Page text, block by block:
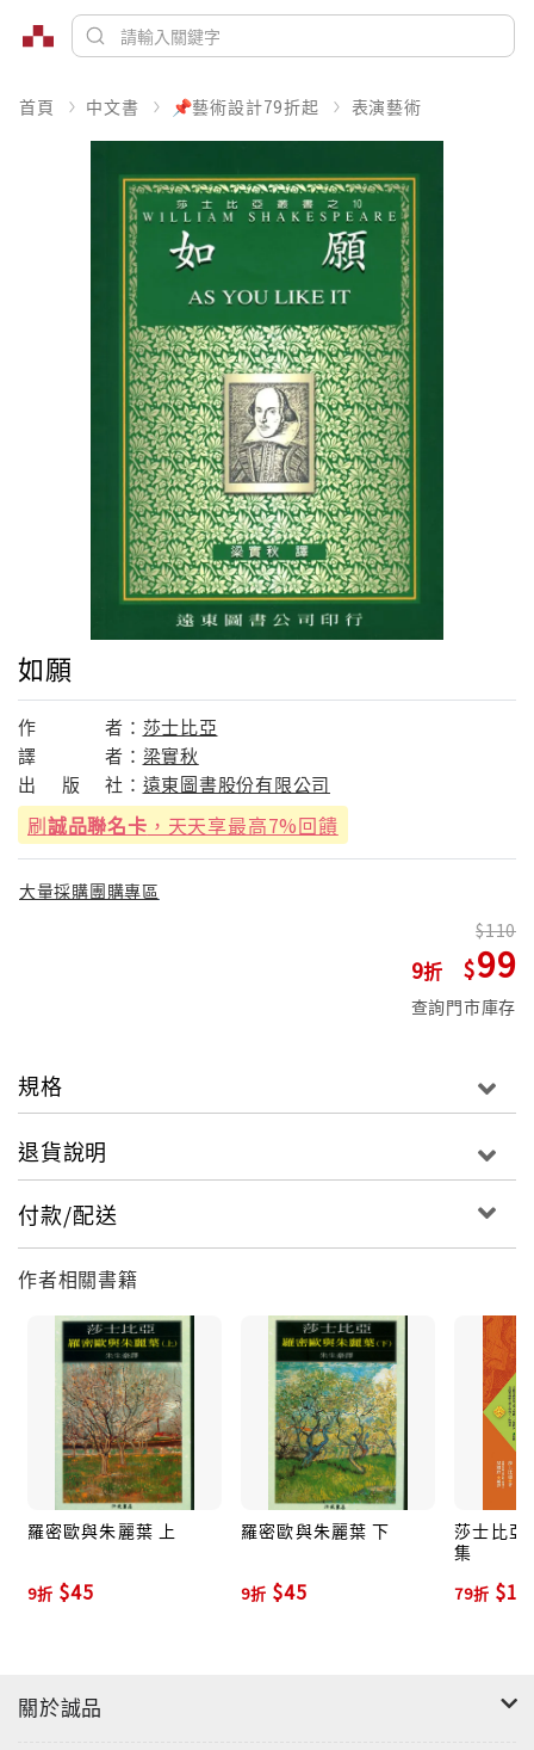
首頁 中文書 📌藝術設計79折起 表演藝術
如願
作 者： 莎士比亞
譯
者： 梁實秋
出
版 社： 遠東圖書股份有限公司
刷誠品聯名卡 ，天天享最高7%回饋
大量採購團購專區
9
110
99
查詢門市庫存
規格
退貨說明
付款/配送
作者相關書籍
羅密歐與朱麗葉 上
9折 $45
羅密歐與朱麗葉 下
9折 $45
莎士比亞
集
79折
關於誠品